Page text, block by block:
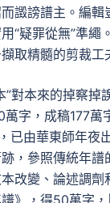
譭謗譜主。編輯
“疑罪從無”準繩
取精髓的剪裁工
”對本來的掉察掉
字，成稿177萬
已由華東師年夜
，參照傳統年
改變、論述調劑
》，得50萬字